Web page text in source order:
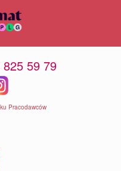
59 79
Pracodawców